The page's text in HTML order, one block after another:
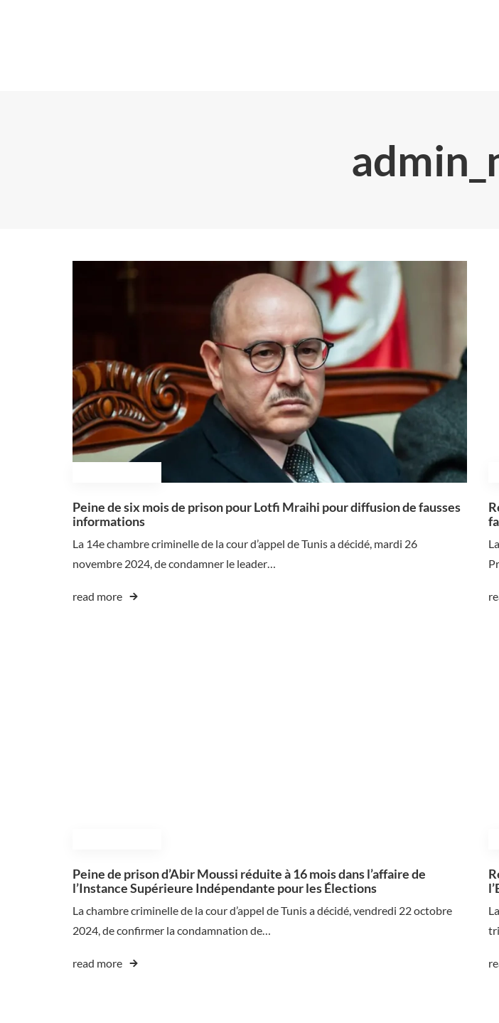
Peine de six mois de prison pour Lotfi Mraihi pour diffusion de fausses
informations
La 14e chambre criminelle de la cour d’appel de Tunis a décidé, mardi 26
novembre 2024, de condamner le leader…
read more
Peine de prison d’Abir Moussi réduite à 16 mois dans l’affaire de
l’Instance Supérieure Indépendante pour les Élections
La chambre criminelle de la cour d’appel de Tunis a décidé, vendredi 22 octobre
2024, de confirmer la condamnation de…
read more